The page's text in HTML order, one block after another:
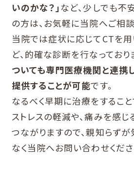
いのかな？」など、少しでも不
の方は、お気軽に当院へご相談
当院では症状に応じてCTを
ど、的確な診断を行なっており
ついても専門医療機関と連携
提供することが可能です。
なるべく早期に治療をするこ
ストレスの軽減や、痛みを感
つながりますので、親知らず
なく当院へお問い合わせくださ